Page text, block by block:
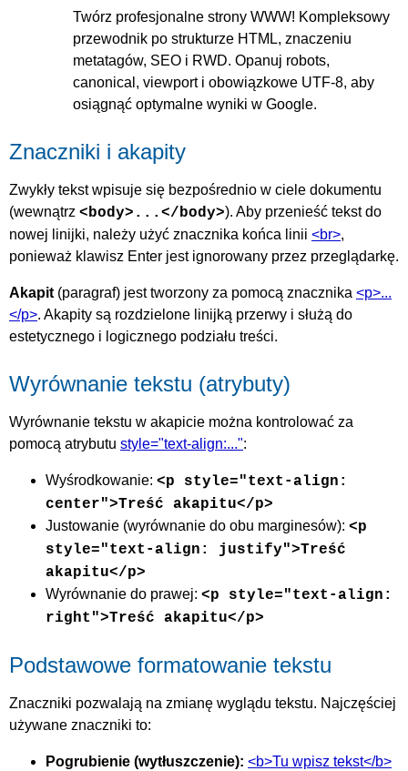
Twórz profesjonalne strony WWW! Kompleksowy
przewodnik po strukturze HTML, znaczeniu
metatagów, SEO i RWD. Opanuj robots,
canonical, viewport i obowiązkowe UTF-8, aby
osiągnąć optymalne wyniki w Google.
Znaczniki i akapity
Zwykły tekst wpisuje się bezpośrednio w ciele dokumentu
(wewnątrz <body>...</body>). Aby przenieść tekst do
nowej linijki, należy użyć znacznika końca linii <br>,
ponieważ klawisz Enter jest ignorowany przez przeglądarkę.
Akapit (paragraf) jest tworzony za pomocą znacznika <p>...
</p>. Akapity są rozdzielone linijką przerwy i służą do
estetycznego i logicznego podziału treści.
Wyrównanie tekstu (atrybuty)
Wyrównanie tekstu w akapicie można kontrolować za
pomocą atrybutu style="text-align:...":
Wyśrodkowanie: <p style="text-align:
center">Treść akapitu</p>
Justowanie (wyrównanie do obu marginesów): <p
style="text-align: justify">Treść
akapitu</p>
Wyrównanie do prawej: <p style="text-align:
right">Treść akapitu</p>
Podstawowe formatowanie tekstu
Znaczniki pozwalają na zmianę wyglądu tekstu. Najczęściej
używane znaczniki to:
Pogrubienie (wytłuszczenie): <b>Tu wpisz tekst</b>